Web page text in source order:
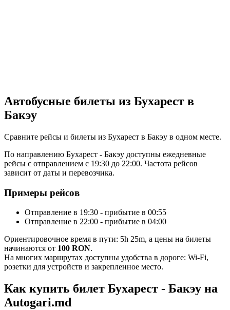
Автобусные билеты из Бухарест в
Бакэу
Сравните рейсы и билеты из Бухарест в Бакэу в одном месте.
По направлению Бухарест - Бакэу доступны ежедневные
рейсы с отправлением с 19:30 до 22:00. Частота рейсов
зависит от даты и перевозчика.
Примеры рейсов
Отправление в 19:30 - прибытие в 00:55
Отправление в 22:00 - прибытие в 04:00
Ориентировочное время в пути: 5h 25m, а цены на билеты
начинаются от 100 RON.
На многих маршрутах доступны удобства в дороге: Wi-Fi,
розетки для устройств и закрепленное место.
Как купить билет Бухарест - Бакэу на
Autogari.md